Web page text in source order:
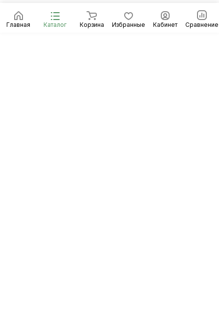
Главная Каталог Корзина Избранные Кабинет Сравнение